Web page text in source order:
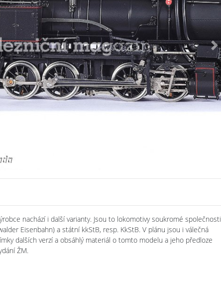
nachází i další varianty. Jsou to lokomotivy soukromé společnosti
Eisenbahn) a státní kkStB, resp. KkStB. V plánu jsou i válečná
dalších verzí a obsáhlý materiál o tomto modelu a jeho předloze
ŽM.